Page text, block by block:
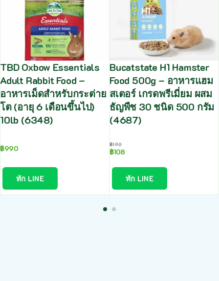
TBD Oxbow Essentials
Adult Rabbit Food –
อาหารเม็ดสำหรับกระต่าย
โต (อายุ 6 เดือนขึ้นไป)
10lb (6348)
฿990
ทัก LINE
Bucatstate H1 Hamster
Food 500g – อาหารแฮม
สเตอร์ เกรดพรีเมี่ยม ผสม
ธัญพืช 30 ชนิด 500 กรัม
(4687)
฿190
฿108
ทัก LINE